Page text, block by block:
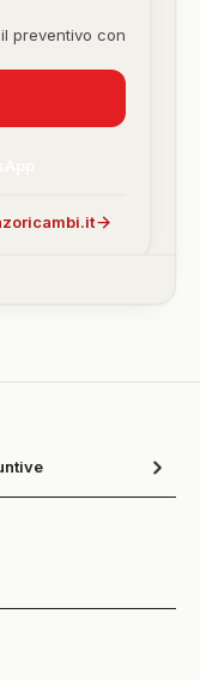
preventivo con